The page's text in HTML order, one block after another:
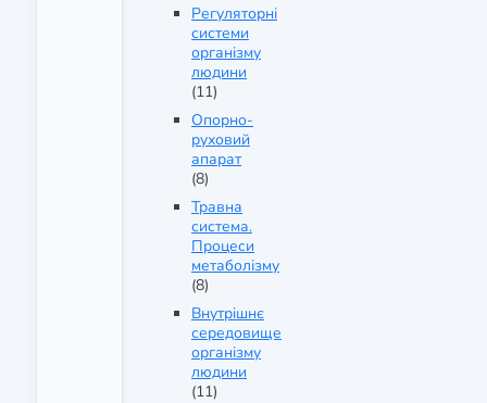
Регуляторні
системи
організму
людини
(11)
Опорно-
руховий
апарат
(8)
Травна
система.
Процеси
метаболізму
(8)
Внутрішнє
середовище
організму
людини
(11)